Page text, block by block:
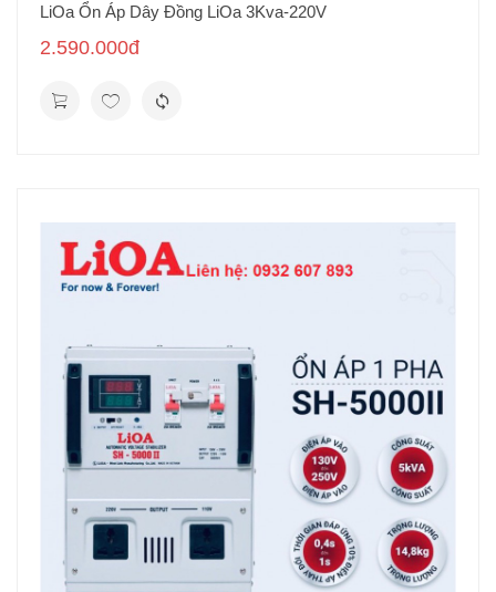
LiOa Ổn Áp Dây Đồng LiOa 3Kva-220V
2.590.000đ